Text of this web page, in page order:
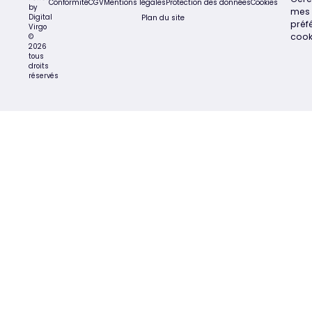
by
Digital
Virgo
©
2026
tous
droits
réservés
ConformitéCGVMentions légalesProtection des donnéesCookies
Plan du site
mes